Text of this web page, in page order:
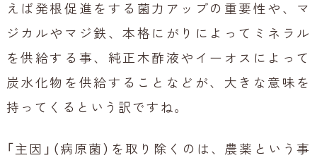
えば発根促進をする菌力アップの重要性や、マ
ジカルやマジ鉄、本格にがりによってミネラル
を供給する事、純正木酢液やイーオスによって
炭水化物を供給することなどが、大きな意味を
持ってくるという訳ですね。
「主因」（病原菌）を取り除くのは、農薬という事